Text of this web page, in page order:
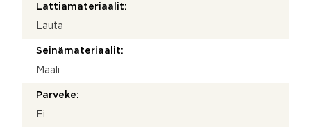
Lattiamateriaalit:
Lauta
Seinämateriaalit:
Maali
Parveke:
Ei